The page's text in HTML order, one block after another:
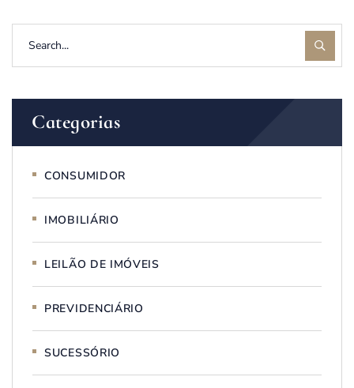
Categorias
CONSUMIDOR
IMOBILIÁRIO
LEILÃO DE IMÓVEIS
PREVIDENCIÁRIO
SUCESSÓRIO